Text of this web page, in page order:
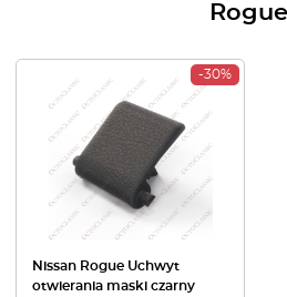
Rogue
-30%
Nissan Rogue Uchwyt
otwierania maski czarny